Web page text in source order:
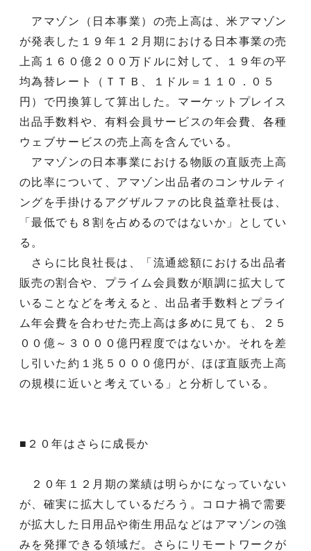
アマゾン（日本事業）の売上高は、米アマゾン
が発表した１９年１２月期における日本事業の売
上高１６０億２００万ドルに対して、１９年の平
均為替レート（ＴＴＢ、１ドル＝１１０．０５
円）で円換算して算出した。マーケットプレイス
出品手数料や、有料会員サービスの年会費、各種
ウェブサービスの売上高を含んでいる。
アマゾンの日本事業における物販の直販売上高
の比率について、アマゾン出品者のコンサルティ
ングを手掛けるアグザルファの比良益章社長は、
「最低でも８割を占めるのではないか」としてい
る。
さらに比良社長は、「流通総額における出品者
販売の割合や、プライム会員数が順調に拡大して
いることなどを考えると、出品者手数料とプライ
ム年会費を合わせた売上高は多めに見ても、２５
００億～３０００億円程度ではないか。それを差
し引いた約１兆５０００億円が、ほぼ直販売上高
の規模に近いと考えている」と分析している。
■２０年はさらに成長か
２０年１２月期の業績は明らかになっていない
が、確実に拡大しているだろう。コロナ禍で需要
が拡大した日用品や衛生用品などはアマゾンの強
みを発揮できる領域だ。さらにリモートワークが